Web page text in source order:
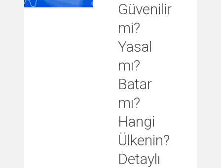
Güvenilir
mi?
Yasal
mı?
Batar
mı?
Hangi
Ülkenin?
Detaylı